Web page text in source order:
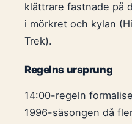
klättrare fastnade på
i mörkret och kylan
Trek).
Regelns ursprung
14:00-regeln
1996-säsongen då